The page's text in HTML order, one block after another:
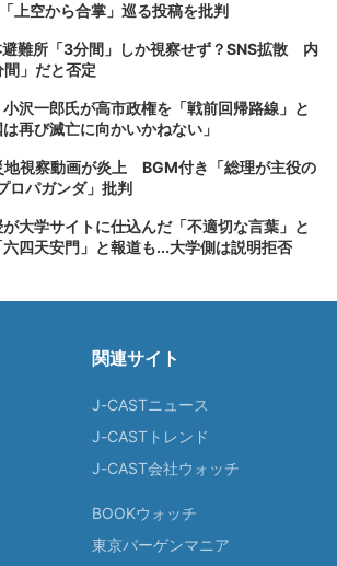
上空から合掌」巡る投稿を批判
難所「3分間」しか視察せず？SNS拡散 内
」だと否定
沢一郎氏が高市政権を「戦前回帰路線」と
再び滅亡に向かいかねない」
地視察動画が炎上 BGM付き「総理が主役の
ロパガンダ」批判
大学サイトに仕込んだ「不適切な言葉」と
四天安門」と報道も...大学側は説明拒否
関連サイト
J-CASTニュース
J-CASTトレンド
J-CAST会社ウォッチ
BOOKウォッチ
東京バーゲンマニア